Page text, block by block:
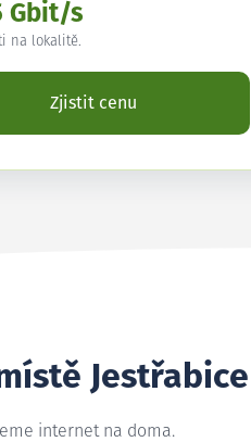
Gbit/s
na lokalitě.
Zjistit cenu
Jestřabice
internet na doma.